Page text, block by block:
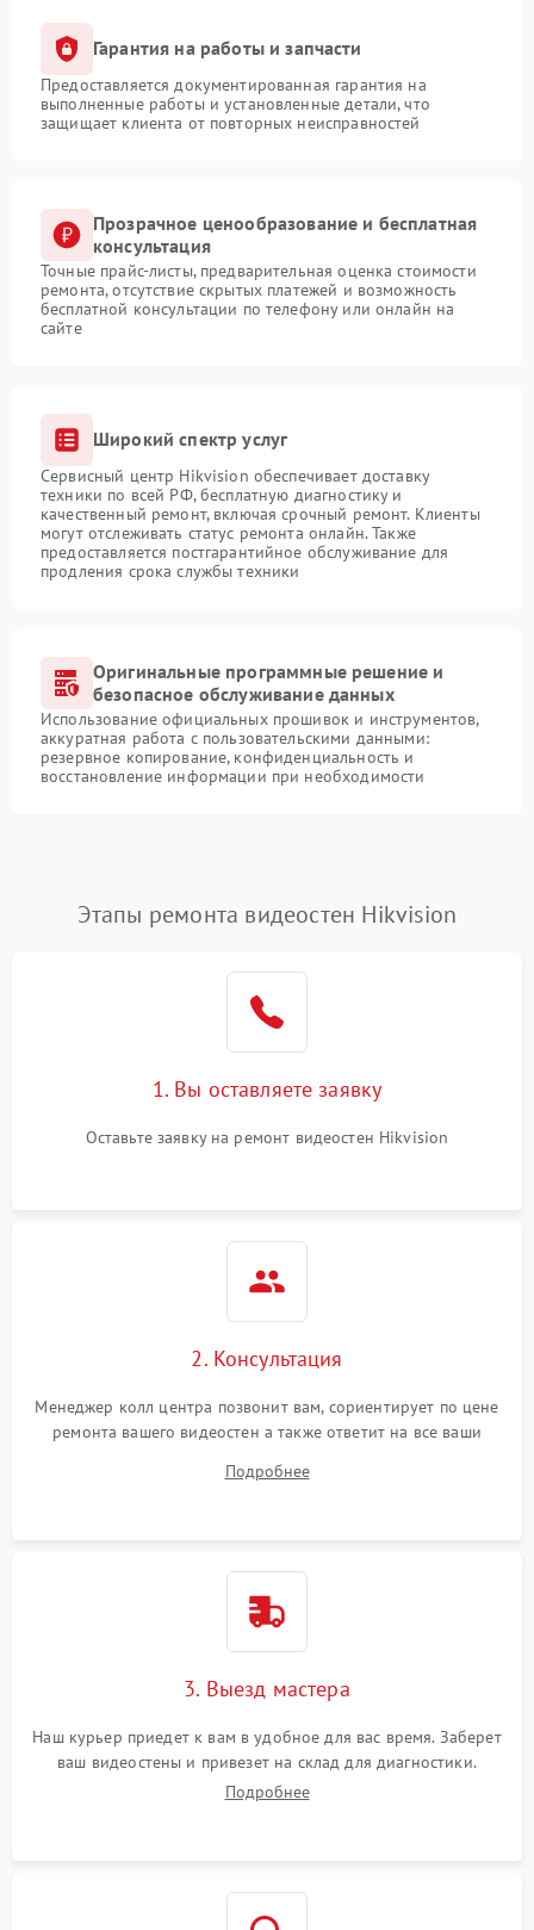
Гарантия на работы и запчасти
Предоставляется документированная гарантия на
выполненные работы и установленные детали, что
защищает клиента от повторных неисправностей
Прозрачное ценообразование и бесплатная
консультация
Точные прайс-листы, предварительная оценка стоимости
ремонта, отсутствие скрытых платежей и возможность
бесплатной консультации по телефону или онлайн на
сайте
Широкий спектр услуг
Сервисный центр Hikvision обеспечивает доставку
техники по всей РФ, бесплатную диагностику и
качественный ремонт, включая срочный ремонт. Клиенты
могут отслеживать статус ремонта онлайн. Также
предоставляется постгарантийное обслуживание для
продления срока службы техники
Оригинальные программные решение и
безопасное обслуживание данных
Использование официальных прошивок и инструментов,
аккуратная работа с пользовательскими данными:
резервное копирование, конфиденциальность и
восстановление информации при необходимости
Этапы ремонта видеостен Hikvision
1. Вы оставляете заявку
Оставьте заявку на ремонт видеостен Hikvision
2. Консультация
Менеджер колл центра позвонит вам, сориентирует по цене
ремонта вашего видеостен а также ответит на все ваши
Подробнее
3. Выезд мастера
Наш курьер приедет к вам в удобное для вас время. Заберет
ваш видеостены и привезет на склад для диагностики.
Подробнее